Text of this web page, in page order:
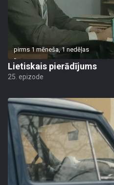
pirms 1 mēneša, 1 nedēļas
Lietiskais pierādījums
25. epizode